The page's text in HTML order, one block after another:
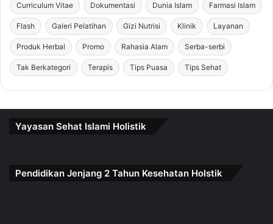
Curriculum Vitae Dokumentasi Dunia Islam Farmasi Islam
Flash Galeri Pelatihan Gizi Nutrisi Klinik Layanan
Produk Herbal Promo Rahasia Alam Serba-serbi
Tak Berkategori Terapis Tips Puasa Tips Sehat
Yayasan Sehat Islami Holistik
Pendidikan Jenjang 2 Tahun Kesehatan Holstik